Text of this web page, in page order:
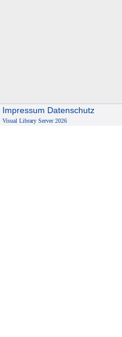
Impressum Datenschutz
Visual Library Server 2026